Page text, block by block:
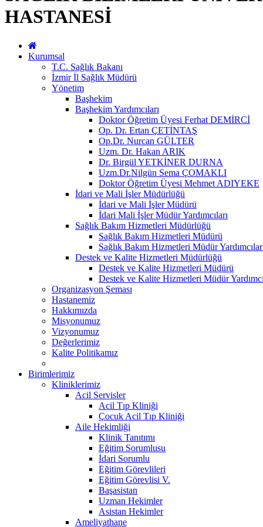
HASTANESİ
Kurumsal
T.C. Sağlık Bakanı
İzmir İl Sağlık Müdürü
Yönetim
Başhekim
Başhekim Yardımcıları
Doktor Öğretim Üyesi Ferhat DEMİRCİ
Op. Dr. Ertan ÇETİNTAŞ
Op.Dr. Nurcan GÜLTER
Uzm. Dr. Hakan ARIK
Dr. Birgül YETKİNER DURNA
Uzm.Dr.Nilgün Sema ÇOMAKLI
Doktor Öğretim Üyesi Mehmet ADIYEKE
İdari ve Mali İşler Müdürlüğü
İdari ve Mali İşler Müdürü
İdari Mali İşler Müdür Yardımcıları
Sağlık Bakım Hizmetleri Müdürlüğü
Sağlık Bakım Hizmetleri Müdürü
Sağlık Bakım Hizmetleri Müdür
Destek ve Kalite Hizmetleri Müdürlüğü
Destek ve Kalite Hizmetleri Müdürü
Destek ve Kalite Hizmetleri Müdür
Organizasyon Şeması
Hastanemiz
Hakkımızda
Misyonumuz
Vizyonumuz
Değerlerimiz
Kalite Politikamız
Birimlerimiz
Kliniklerimiz
Acil Servisler
Acil Tıp Kliniği
Çocuk Acil Tıp Kliniği
Aile Hekimliği
Klinik Tanıtımı
Eğitim Sorumlusu
İdari Sorumlu
Eğitim Görevlileri
Eğitim Görevlisi V.
Başasistan
Uzman Hekimler
Asistan Hekimler
Ameliyathane